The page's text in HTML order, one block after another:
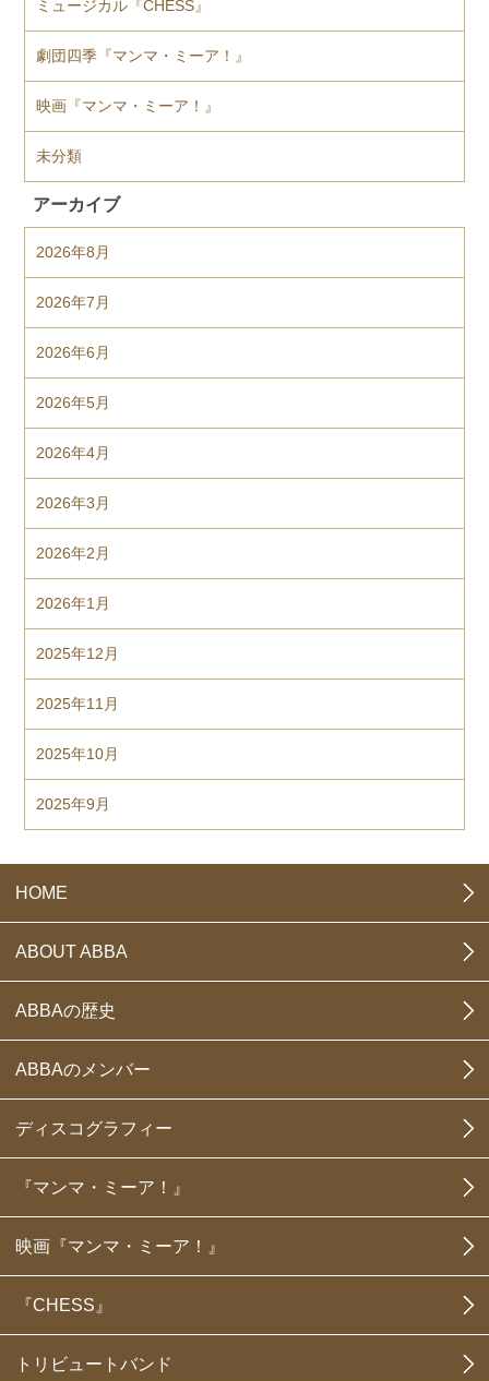
ミュージカル『CHESS』
劇団四季『マンマ・ミーア！』
映画『マンマ・ミーア！』
未分類
アーカイブ
2026年8月
2026年7月
2026年6月
2026年5月
2026年4月
2026年3月
2026年2月
2026年1月
2025年12月
2025年11月
2025年10月
2025年9月
HOME
ABOUT ABBA
ABBAの歴史
ABBAのメンバー
ディスコグラフィー
『マンマ・ミーア！』
映画『マンマ・ミーア！』
『CHESS』
トリビュートバンド